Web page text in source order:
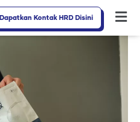
Dapatkan Kontak HRD Disini